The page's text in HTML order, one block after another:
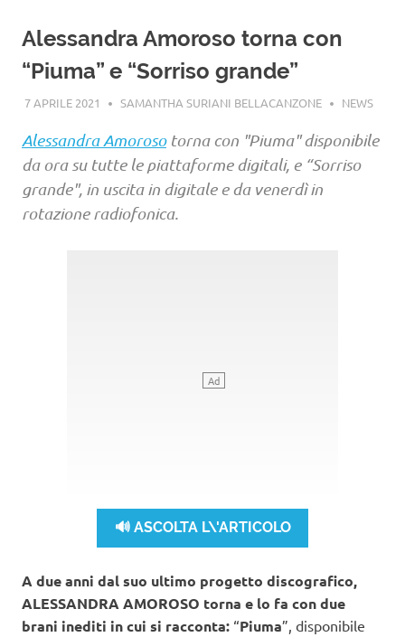
Alessandra Amoroso torna con
“Piuma” e “Sorriso grande”
7 APRILE 2021 SAMANTHA SURIANI BELLACANZONE NEWS
Alessandra Amorosotorna con "Piuma" disponibile
da ora su tutte le piattaforme digitali, e “Sorriso
grande", in uscita in digitale e da venerdì in
rotazione radiofonica.
🔊 ASCOLTA L\'ARTICOLO
A due anni dal suo ultimo progetto discografico,
ALESSANDRA AMOROSO torna e lo fa con due
brani inediti in cui si racconta: “Piuma”, disponibile